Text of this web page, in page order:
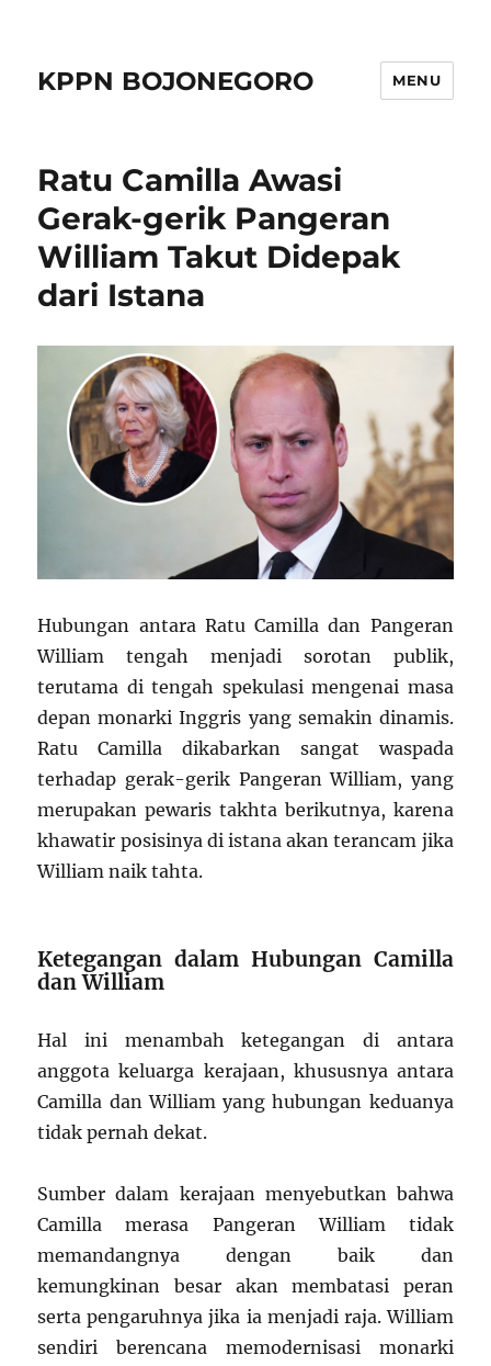
KPPN BOJONEGORO MENU
Ratu Camilla Awasi
Gerak-gerik Pangeran
William Takut Didepak
dari Istana
Hubungan antara Ratu Camilla dan Pangeran
William tengah menjadi sorotan publik,
terutama di tengah spekulasi mengenai masa
depan monarki Inggris yang semakin dinamis.
Ratu Camilla dikabarkan sangat waspada
terhadap gerak-gerik Pangeran William, yang
merupakan pewaris takhta berikutnya, karena
khawatir posisinya di istana akan terancam jika
William naik tahta.
Ketegangan dalam Hubungan Camilla
dan William
Hal ini menambah ketegangan di antara
anggota keluarga kerajaan, khususnya antara
Camilla dan William yang hubungan keduanya
tidak pernah dekat.
Sumber dalam kerajaan menyebutkan bahwa
Camilla merasa Pangeran William tidak
memandangnya dengan baik dan
kemungkinan besar akan membatasi peran
serta pengaruhnya jika ia menjadi raja. William
sendiri berencana memodernisasi monarki